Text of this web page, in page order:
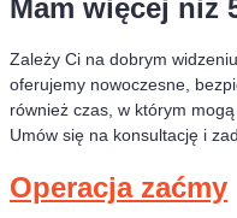
Mam więcej niż
Zależy Ci na dobrym
oferujemy nowoczesne,
również czas, w którym
Umów się na konsultację i
Operacja zaćmy